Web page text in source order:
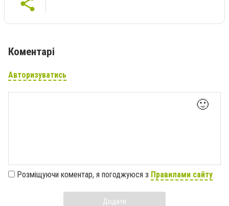
Коментарі
Авторизуватись
🙂
Розміщуючи коментар, я погоджуюся з Правилами сайту
Додати